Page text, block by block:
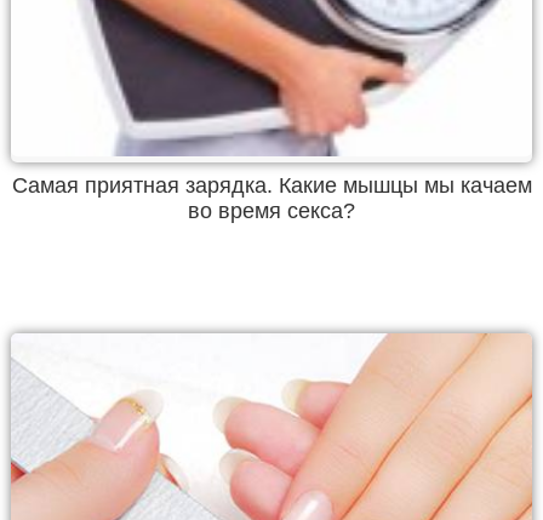
Самая приятная зарядка. Какие мышцы мы качаем
во время секса?